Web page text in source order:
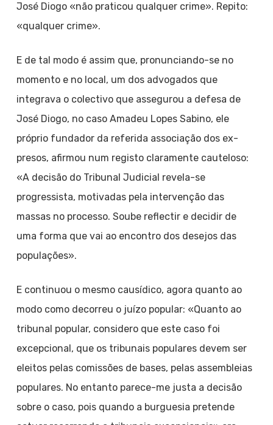
José Diogo «não praticou qualquer crime». Repito:
«qualquer crime».
E de tal modo é assim que, pronunciando-se no
momento e no local, um dos advogados que
integrava o colectivo que assegurou a defesa de
José Diogo, no caso Amadeu Lopes Sabino, ele
próprio fundador da referida associação dos ex-
presos, afirmou num registo claramente cauteloso:
«A decisão do Tribunal Judicial revela-se
progressista, motivadas pela intervenção das
massas no processo. Soube reflectir e decidir de
uma forma que vai ao encontro dos desejos das
populações».
E continuou o mesmo causídico, agora quanto ao
modo como decorreu o juízo popular: «Quanto ao
tribunal popular, considero que este caso foi
excepcional, que os tribunais populares devem ser
eleitos pelas comissões de bases, pelas assembleias
populares. No entanto parece-me justa a decisão
sobre o caso, pois quando a burguesia pretende